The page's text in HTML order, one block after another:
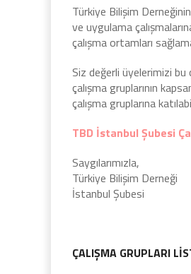
Türkiye Bilişim
ve uygulama
çalışma ortamları
Siz değerli üyelerimizi bu
çalışma gruplarının
çalışma gruplarına
TBD İstanbul Şubesi
Saygılarımızla,
Türkiye Bilişim Derneği
İstanbul Şubesi
ÇALIŞMA GRUPLARI